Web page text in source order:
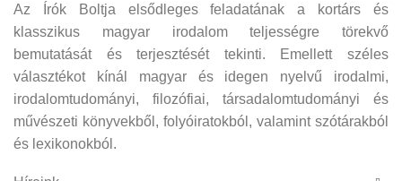
Az Írók Boltja elsődleges feladatának a kortárs és
klasszikus magyar irodalom teljességre törekvő
bemutatását és terjesztését tekinti. Emellett széles
választékot kínál magyar és idegen nyelvű irodalmi,
irodalomtudományi, filozófiai, társadalomtudományi és
művészeti könyvekből, folyóiratokból, valamint szótárakból
és lexikonokból.